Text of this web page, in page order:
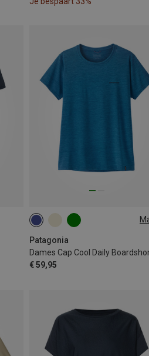
Patagonia
€ 59,95
XS M